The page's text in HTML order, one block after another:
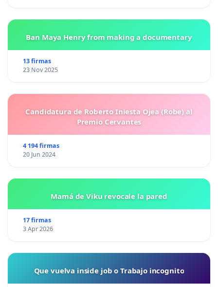
Ban Maya Henry from making a documentary
13 firmas
23 Nov 2025
Candidatura de Roberto Iniesta Ojea (Robe) al
Premio Cervantes
4 194 firmas
20 Jun 2024
Mamá de Viku revocale la pared
17 firmas
3 Apr 2026
Que vuelva inside job o Trabajo incognito